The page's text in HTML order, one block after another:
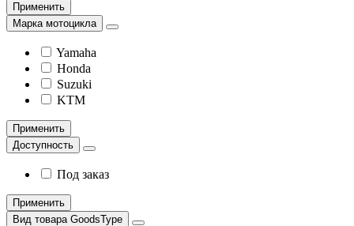
Применить
Марка мотоцикла
Yamaha
Honda
Suzuki
KTM
Применить
Доступность
Под заказ
Применить
Вид товара GoodsType